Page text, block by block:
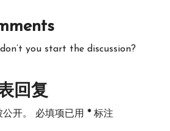
you start the discussion?
回复
开。 必填项已用 *标注